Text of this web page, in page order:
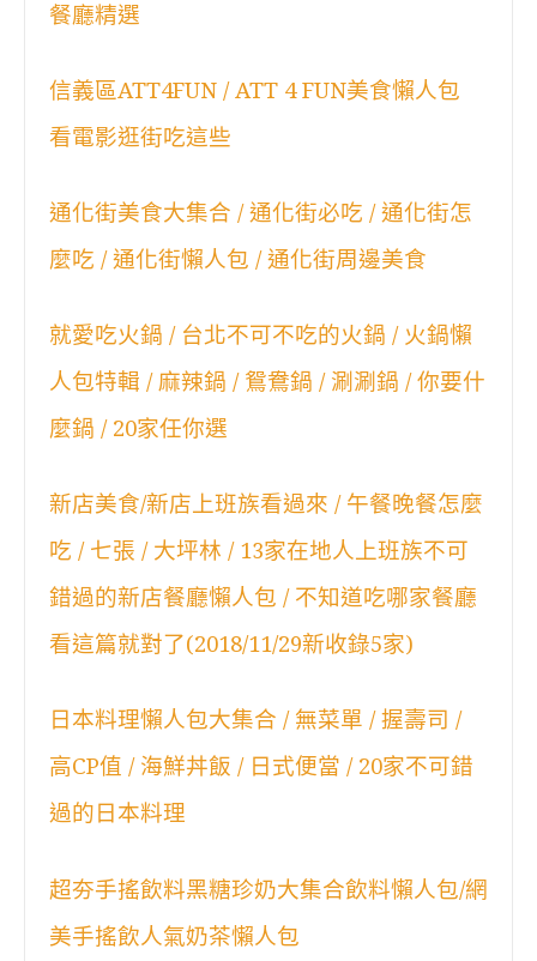
餐廳精選
信義區ATT4FUN / ATT 4 FUN美食懶人包
看電影逛街吃這些
通化街美食大集合 / 通化街必吃 / 通化街怎
麼吃 / 通化街懶人包 / 通化街周邊美食
就愛吃火鍋 / 台北不可不吃的火鍋 / 火鍋懶
人包特輯 / 麻辣鍋 / 鴛鴦鍋 / 涮涮鍋 / 你要什
麼鍋 / 20家任你選
新店美食/新店上班族看過來 / 午餐晚餐怎麼
吃 / 七張 / 大坪林 / 13家在地人上班族不可
錯過的新店餐廳懶人包 / 不知道吃哪家餐廳
看這篇就對了(2018/11/29新收錄5家)
日本料理懶人包大集合 / 無菜單 / 握壽司 /
高CP值 / 海鮮丼飯 / 日式便當 / 20家不可錯
過的日本料理
超夯手搖飲料黑糖珍奶大集合飲料懶人包/網
美手搖飲人氣奶茶懶人包